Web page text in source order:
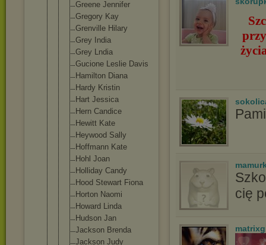
Greene Jennifer
Gregory Kay
Grenville Hilary
Grey India
Grey Lndia
Gucione Leslie Davis
Hamilton Diana
Hardy Kristin
Hart Jessica
Hern Candice
Hewitt Kate
Heywood Sally
Hoffmann Kate
Hohl Joan
Holliday Candy
Hood Stewart Fiona
Horton Naomi
Howard Linda
Hudson Jan
Jackson Brenda
Jackson Judy
cię